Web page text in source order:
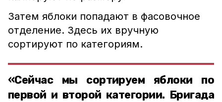
Затем яблоки попадают в фасовочное
отделение. Здесь их вручную
сортируют по категориям.
«Сейчас мы сортируем яблоки по
первой и второй категории. Бригада